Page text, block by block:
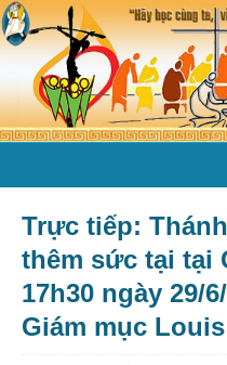
Trực tiếp:
thêm sức tại tại
17h30 ngày 29/
Giám mục